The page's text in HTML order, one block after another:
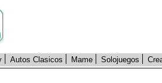
Autos Clasicos Mame Solojuegos